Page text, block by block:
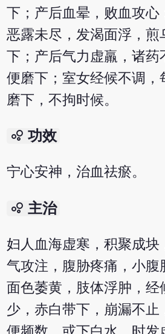
下；产后血晕，败血攻心
恶露未尽，发渴面浮，煎
下；产后气力虚羸，诸药
便磨下；室女经候不调，
磨下，不拘时候。
bubble_chart 功效
宁心安神，治血祛瘀。
bubble_chart 主治
妇人血海虚寒，积聚成块
气攻注，腹胁疼痛，小腹
面色萎黄，肢体浮肿，经
少，赤白带下，崩漏不止